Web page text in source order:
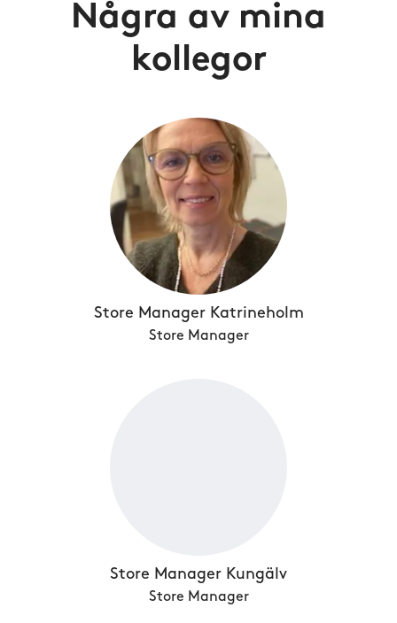
Några av mina
kollegor
Store Manager Katrineholm
Store Manager
Store Manager Kungälv
Store Manager